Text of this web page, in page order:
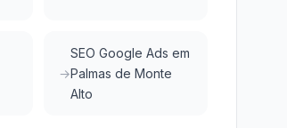
SEO Google Ads em
Palmas de Monte
Alto